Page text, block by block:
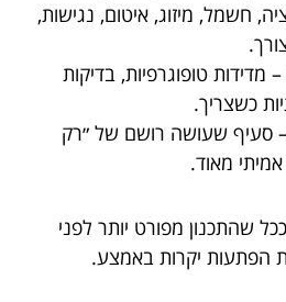
חשמל, מיזוג, איטום, נגישות,
– מדידות טופוגרפיות, בדיקות
כשצריך.
סעיף שעושה רושם של ״רק
מאוד.
שהתכנון מפורט יותר לפני
הפתעות יקרות באמצע.